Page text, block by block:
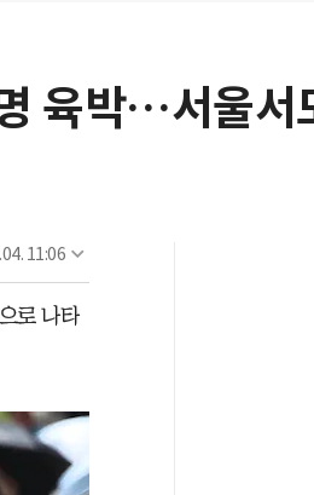
육박…서울서
11:06
로 나타